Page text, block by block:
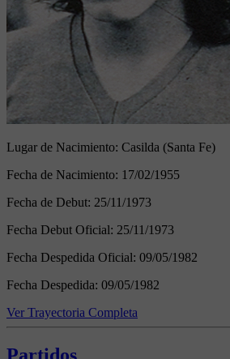
Lugar de Nacimiento: Casilda (Santa Fe)
Fecha de Nacimiento: 17/02/1955
Fecha de Debut: 25/11/1973
Fecha Debut Oficial: 25/11/1973
Fecha Despedida Oficial: 09/05/1982
Fecha Despedida: 09/05/1982
Ver Trayectoria Completa
Partidos